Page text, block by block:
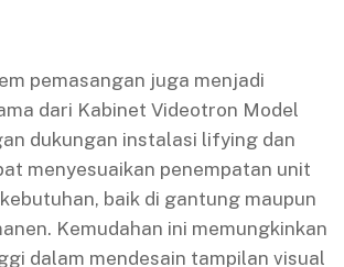
pemasangan juga menjadi
dari Kabinet Videotron Model
dukungan instalasi lifying dan
menyesuaikan penempatan unit
baik di gantung maupun
Kemudahan ini memungkinkan
dalam mendesain tampilan visual